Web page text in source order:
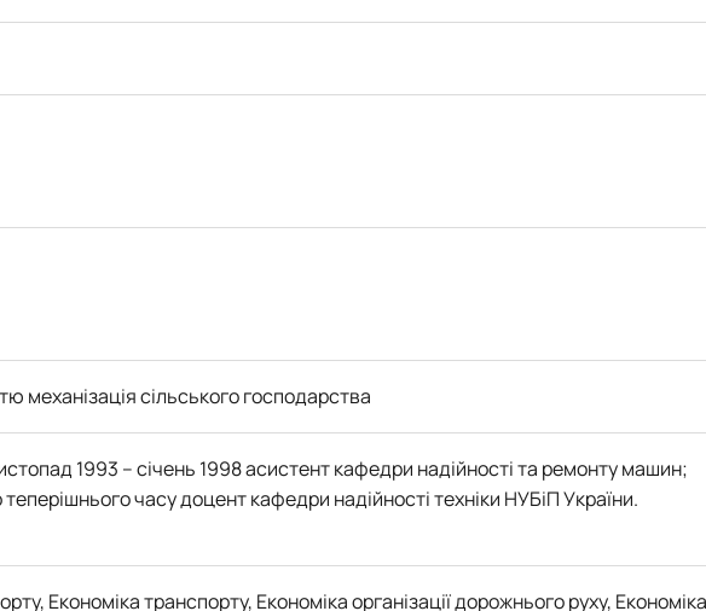
механізація сільського господарства
1993 – січень 1998 асистент кафедри надійності та ремонту машин;
часу доцент кафедри надійності техніки НУБіП України.
Економіка транспорту, Економіка організації дорожнього руху, Економіка